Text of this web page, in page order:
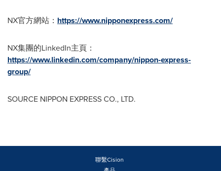
NX官方網站： https://www.nipponexpress.com/
NX集團的LinkedIn主頁：
https://www.linkedin.com/company/nippon-express-
group/
SOURCE NIPPON EXPRESS CO., LTD.
聯繫Cision